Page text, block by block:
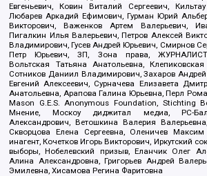
Евгеньевич, Ковин Виталий Сергеевич,
Любарев Аркадий Ефимович, Гурман Юрий
Викторович, Важенков Артем Валерьевич,
Пигалкин Илья Валерьевич, Петров Алексей
Владимирович, Гусев Андрей Юрьевич, Смирнов
Петр Юрьевич, ЗП, Зона права,
Вольтская Татьяна Анатольевна,
Сотников Даниил Владимирович, Захаров
Евгений Алексеевич, Сурначева Елизавета
Анатольевна, Арапова Галина Юрьевна, Перл
Mason G.E.S. Anonymous Foundation, Stichting
Мнение, Москоу диджитал медиа, РС-
Александрович, Ветошкина Валерия
Скворцова Елена Сергеевна, Оленичев
инагент, Кочетков Игорь Викторович, Иркутский
выборы, Нобелевский призыв, Еланчик Олег
Алина Александровна, Григорьев Андрей
Эмилевна, Хисамова Регина Фаритовна